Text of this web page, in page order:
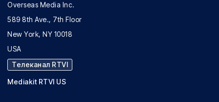
Overseas Media Inc.
589 8th Ave., 7th Floor
New York, NY 10018
USA
Телеканал RTVI
Mediakit RTVI US